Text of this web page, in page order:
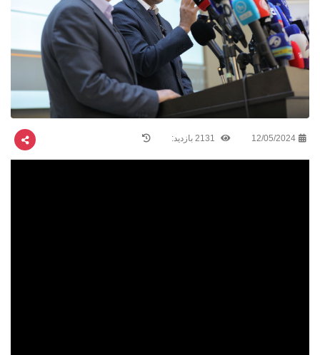
12/05/2024